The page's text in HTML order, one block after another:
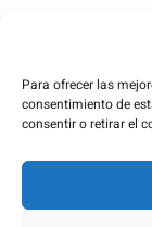
Para ofrecer las
consentimiento de
consentir o retirar el